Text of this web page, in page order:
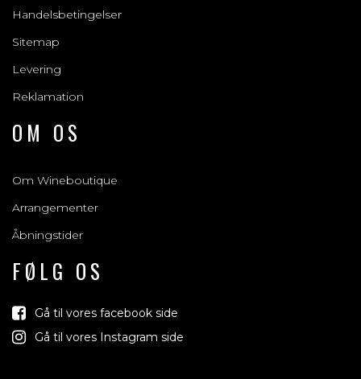
Handelsbetingelser
Sitemap
Levering
Reklamation
OM OS
Om Wineboutique
Arrangementer
Åbningstider
FØLG OS
Gå til vores facebook side
Gå til vores Instagram side